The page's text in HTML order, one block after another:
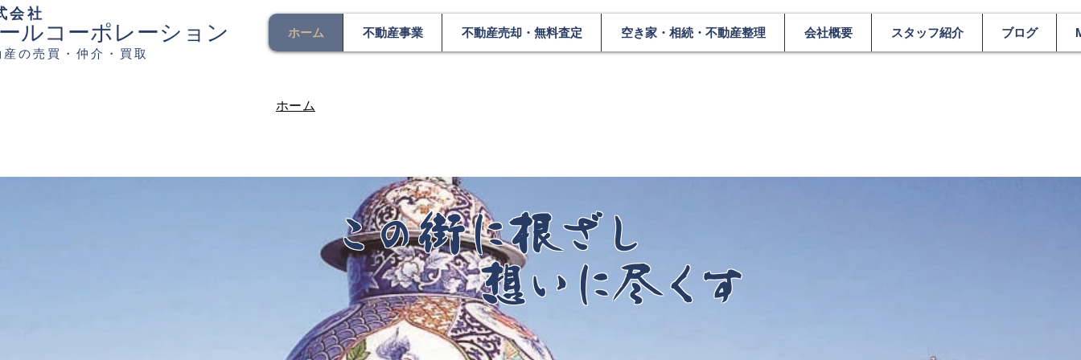
会社
ルコーポレーション
産の売買・仲介・買取
ホーム 不動産事業 不動産売却・無料査定 空き家・相続・不動産整理 会社概要 スタッフ紹介 ブログ
ホーム
この街に根ざし
​ 想いに尽くす